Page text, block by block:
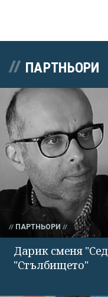
ПАРТНЬОРИ
ПАРТНЬОРИ
Дарик сменя
"Стълбището"